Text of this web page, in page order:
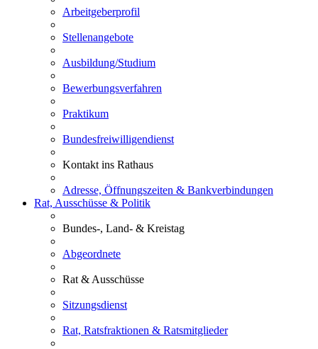
Arbeitgeberprofil
Stellenangebote
Ausbildung/Studium
Bewerbungsverfahren
Praktikum
Bundesfreiwilligendienst
Kontakt ins Rathaus
Adresse, Öffnungszeiten & Bankverbindungen
Rat, Ausschüsse & Politik
Bundes-, Land- & Kreistag
Abgeordnete
Rat & Ausschüsse
Sitzungsdienst
Rat, Ratsfraktionen & Ratsmitglieder